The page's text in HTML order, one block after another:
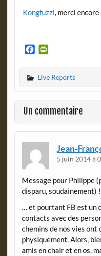
Kongfuzzi, merci encore
c
e
b
o
o
k
i
n
t
F
r
i
Live Reports
Un commentaire
Jean-
5 juin 2014 à
Message pour Philippe
disparu, soudainement) !
… et pourtant FB est un
contacts avec des
chemins de nos vies
physiquement. Alors,
amis en chair et en os,